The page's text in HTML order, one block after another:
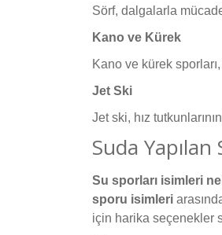
Sörf, dalgalarla
Kano ve Kürek
Kano ve kürek
Jet Ski
Jet ski, hız
Suda
Su sporları isimleri
sporu isimleri
için harika seçenekler